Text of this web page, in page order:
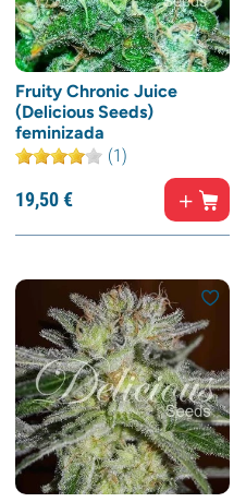
Fruity Chronic Juice
(Delicious Seeds)
feminizada
(1)
19,50€